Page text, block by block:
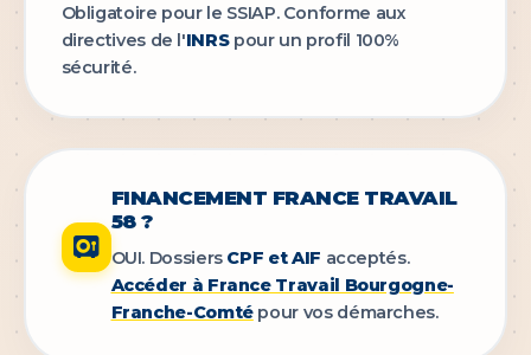
Obligatoire pour le SSIAP. Conforme aux
directives de l'INRSpour un profil 100%
sécurité.
FINANCEMENT FRANCE TRAVAIL
58 ?
OUI. Dossiers CPF et AIF acceptés.
Accéder à France Travail Bourgogne-
Franche-Comtépour vos démarches.